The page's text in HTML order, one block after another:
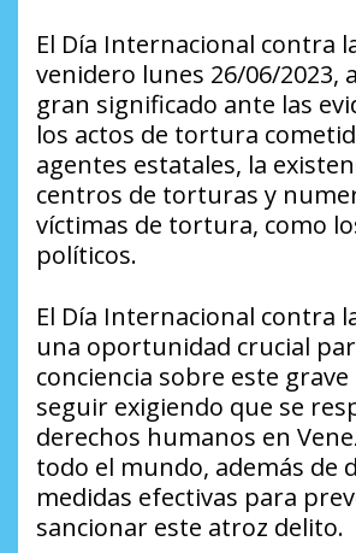
El Día Internacional contra
venidero lunes 26/06/2023,
gran significado ante las
los actos de tortura
agentes estatales, la
centros de torturas y
víctimas de tortura, como
políticos.
El Día Internacional contra
una oportunidad crucial
conciencia sobre este
seguir exigiendo que se
derechos humanos en
todo el mundo, además de
medidas efectivas para
sancionar este atroz delito.